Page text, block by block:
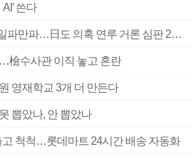
쓴다
■ 축구협회 ‘성 접대’ 의혹 일파만파…日도 의혹 연루 거론 심판 2명 조사
檢수사관 이직 놓고 혼란
영재학교 3개 더 만든다
뽑았나, 안 뽑았나
고 척척…롯데마트 24시간 배송 자동화